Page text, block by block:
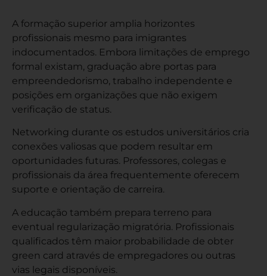
A formação superior amplia horizontes
profissionais mesmo para imigrantes
indocumentados. Embora limitações de emprego
formal existam, graduação abre portas para
empreendedorismo, trabalho independente e
posições em organizações que não exigem
verificação de status.
Networking durante os estudos universitários cria
conexões valiosas que podem resultar em
oportunidades futuras. Professores, colegas e
profissionais da área frequentemente oferecem
suporte e orientação de carreira.
A educação também prepara terreno para
eventual regularização migratória. Profissionais
qualificados têm maior probabilidade de obter
green card através de empregadores ou outras
vias legais disponíveis.